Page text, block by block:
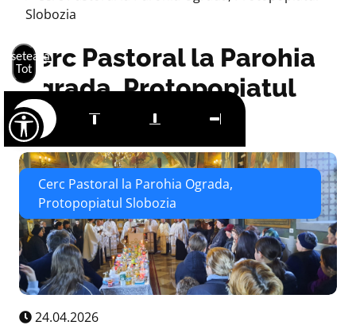
Slobozia
Cerc Pastoral la Parohia
Ograda, Protopopiatul
Slobozia
Cerc Pastoral la Parohia Ograda,
Protopopiatul Slobozia
24.04.2026
Tot